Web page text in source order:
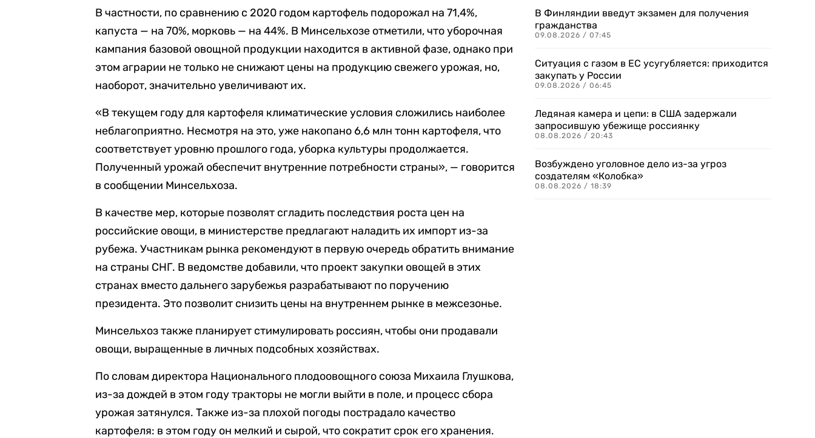
В частности, по сравнению с 2020 годом картофель подорожал на 71,4%,
капуста — на 70%, морковь — на 44%. В Минсельхозе отметили, что уборочная
кампания базовой овощной продукции находится в активной фазе, однако при
этом аграрии не только не снижают цены на продукцию свежего урожая, но,
наоборот, значительно увеличивают их.
«В текущем году для картофеля климатические условия сложились наиболее
неблагоприятно. Несмотря на это, уже накопано 6,6 млн тонн картофеля, что
соответствует уровню прошлого года, уборка культуры продолжается.
Полученный урожай обеспечит внутренние потребности страны», — говорится
в сообщении Минсельхоза.
В качестве мер, которые позволят сгладить последствия роста цен на
российские овощи, в министерстве предлагают наладить их импорт из-за
рубежа. Участникам рынка рекомендуют в первую очередь обратить внимание
на страны СНГ. В ведомстве добавили, что проект закупки овощей в этих
странах вместо дальнего зарубежья разрабатывают по поручению
президента. Это позволит снизить цены на внутреннем рынке в межсезонье.
Минсельхоз также планирует стимулировать россиян, чтобы они продавали
овощи, выращенные в личных подсобных хозяйствах.
По словам директора Национального плодоовощного союза Михаила Глушкова,
из-за дождей в этом году тракторы не могли выйти в поле, и процесс сбора
урожая затянулся. Также из-за плохой погоды пострадало качество
картофеля: в этом году он мелкий и сырой, что сократит срок его хранения.
В Финляндии введут экзамен для получения
гражданства
09.08.2026 / 07:45
Ситуация с газом в ЕС усугубляется: приходится
закупать у России
09.08.2026 / 06:45
Ледяная камера и цепи: в США задержали
запросившую убежище россиянку
08.08.2026 / 20:43
Возбуждено уголовное дело из-за угроз
создателям «Колобка»
08.08.2026 / 18:39